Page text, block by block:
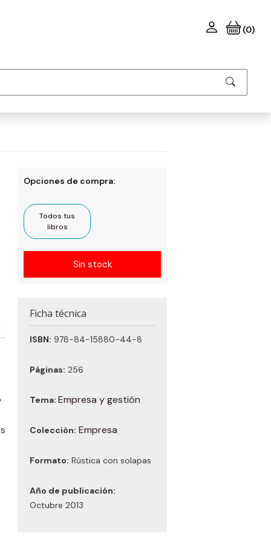
(0)
Opciones de compra:
Todos tus
libros
Sin stock
Ficha técnica
ISBN: 978-84-15880-44-8
Páginas: 256
Tema: Empresa y gestión
Colección: Empresa
Formato: Rústica con solapas
Año de publicación:
Octubre 2013